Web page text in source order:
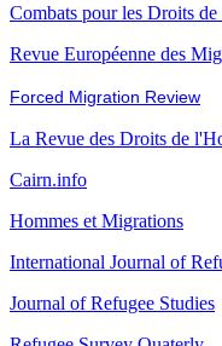
Combats pour les Droits
Revue Européenne des
Forced Migration Review
La Revue des Droits de
Cairn.info
Hommes et Migrations
International Journal of
Journal of Refugee Studies